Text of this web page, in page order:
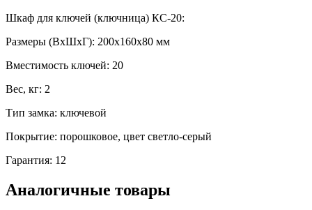
Шкаф для ключей (ключница) КС-20:
Размеры (ВхШхГ): 200х160х80 мм
Вместимость ключей: 20
Вес, кг: 2
Тип замка: ключевой
Покрытие: порошковое, цвет светло-серый
Гарантия: 12
Аналогичные товары